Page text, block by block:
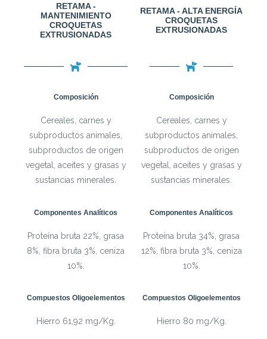
RETAMA -
MANTENIMIENTO
CROQUETAS
EXTRUSIONADAS
RETAMA - ALTA ENERGÍA
CROQUETAS
EXTRUSIONADAS
Composición Composición
Cereales, carnes y
subproductos animales,
subproductos de origen
vegetal, aceites y grasas y
sustancias minerales.
Cereales, carnes y
subproductos animales,
subproductos de origen
vegetal, aceites y grasas y
sustancias minerales.
Componentes Analíticos Componentes Analíticos
Proteína bruta 22%, grasa
8%, fibra bruta 3%, ceniza
10%.
Proteína bruta 34%, grasa
12%, fibra bruta 3%, ceniza
10%.
Compuestos Oligoelementos Compuestos Oligoelementos
Hierro 61,92 mg/Kg. Hierro 80 mg/Kg.